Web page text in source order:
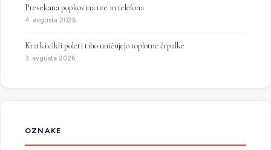
Presekana popkovina ure in telefona
4. avgusta 2026
Kratki cikli poleti tiho uničujejo toplotne črpalke
3. avgusta 2026
OZNAKE